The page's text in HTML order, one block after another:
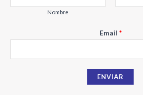
Nombre
o
r
Email *
ENVIAR